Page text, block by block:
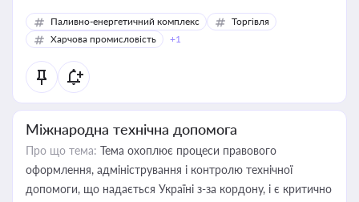
Паливно-енергетичний комплекс
Торгівля
Харчова промисловість
+1
Міжнародна технічна допомога
Про що тема: Тема охоплює процеси правового
оформлення, адміністрування і контролю технічної
допомоги, що надається Україні з-за кордону, і є критично